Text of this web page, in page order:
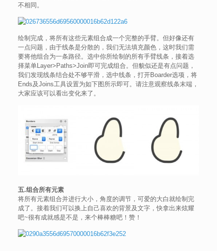
不相同。
绘制完成，将所有这些元素组合成一个完整的手臂。但好像还有
一点问题，由于线条是分散的，我们无法填充颜色，这时我们需
要将他组合为一条路径。选中你所绘制的所有手臂线条，接着选
择菜单Layer>Paths>Join即可完成组合。但貌似还是有点问题，
我们发现线条结合处不够平滑，选中线条，打开Boarder选项，将
Ends及Joins工具设置为如下图所示即可。请注意观察线条末端，
大家应该可以看出变化来了。
五.组合所有元素
将所有元素组合并进行大小，角度的调节，可爱的大白就绘制完
成了。接着我们可以换上自己喜欢的背景及文字，快拿出来炫耀
吧~很有成就感是不是，来个棒棒糖吧！赞！